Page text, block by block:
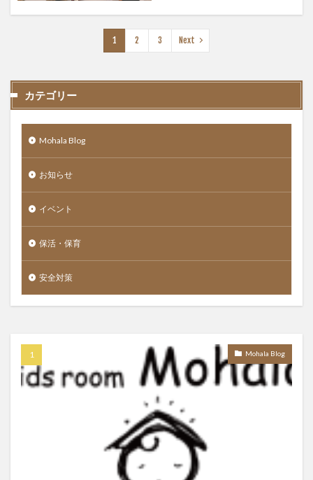
1 2 3 Next
カテゴリー
Mohala Blog
お知らせ
イベント
保活・保育
安全対策
Mohala Blog